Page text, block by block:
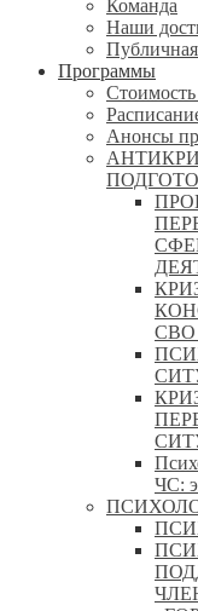
Команда
Наши
Программы
Анонсы
ЧС: